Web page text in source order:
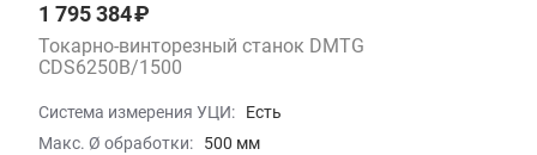
1 795 384 ₽
Токарно-винторезный станок DMTG
CDS6250B/1500
Система измерения УЦИ:
Есть
Макс. Ø обработки:
500 мм